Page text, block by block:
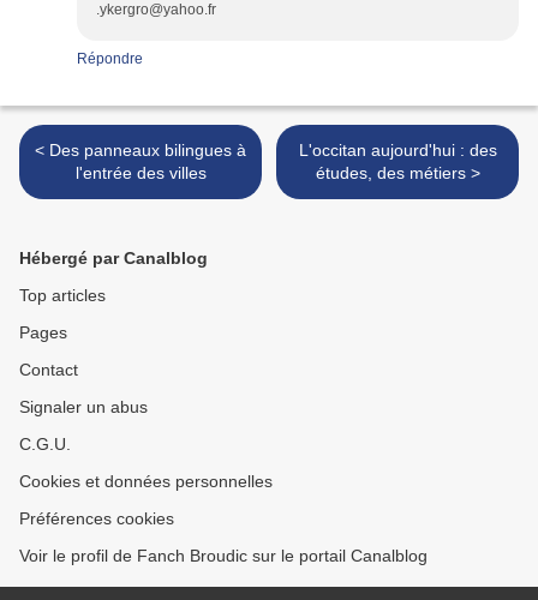
.ykergro@yahoo.fr
Répondre
< Des panneaux bilingues à
l'entrée des villes
L'occitan aujourd'hui : des
études, des métiers >
Hébergé par Canalblog
Top articles
Pages
Contact
Signaler un abus
C.G.U.
Cookies et données personnelles
Préférences cookies
Voir le profil de Fanch Broudic sur le portail Canalblog